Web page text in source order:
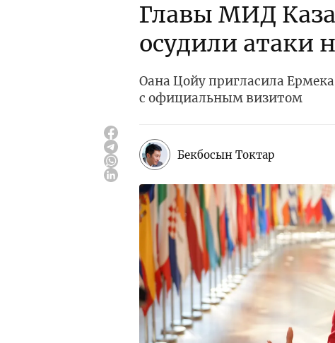
Главы МИД
осудили атаки
Оана Цойу пригласила
с официальным визитом
Бекбосын Токтар